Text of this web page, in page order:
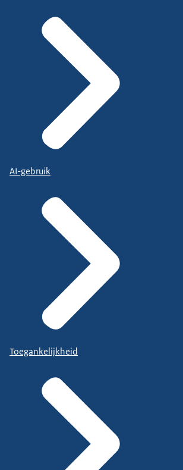
AI-gebruik
Toegankelijkheid